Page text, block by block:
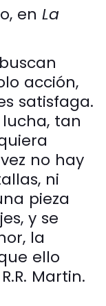
en La
acción,
satisfaga.
tan
no hay
ni
pieza
y se
la
ello
Martin.